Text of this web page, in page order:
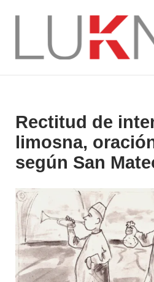
Rectitud de
limosna,
según San